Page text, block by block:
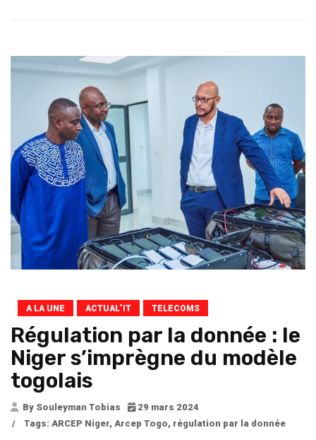
A LA UNE ACTUAL’IT TELECOMS
Régulation par la donnée : le
Niger s’imprègne du modèle
togolais
By Souleyman Tobias
29 mars 2024
/
Tags: ARCEP Niger, Arcep Togo, régulation par la donnée